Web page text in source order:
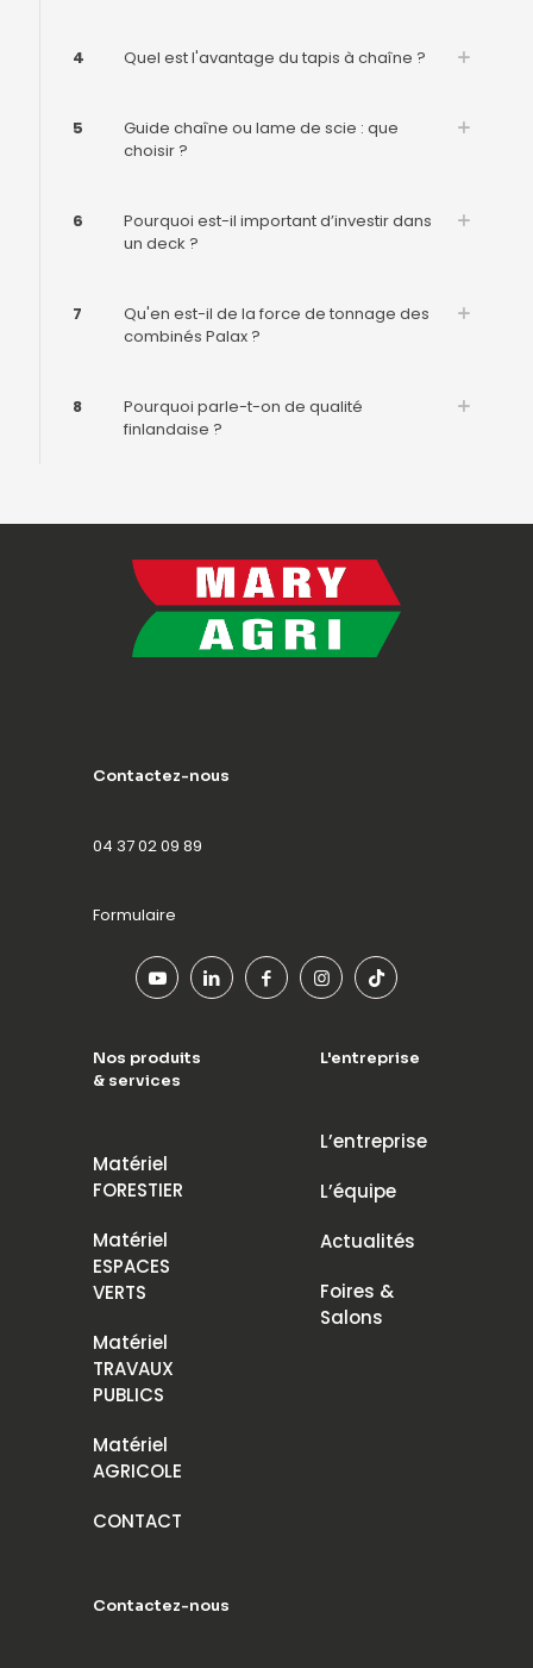
4 Quel est l'avantage du tapis à chaîne ?
5
Guide chaîne ou lame de scie : que
choisir ?
6
Pourquoi est-il important d’investir dans
un deck ?
7
Qu'en est-il de la force de tonnage des
combinés Palax ?
8
Pourquoi parle-t-on de qualité
finlandaise ?
Contactez-nous
04 37 02 09 89
Formulaire
Nos produits
& services
Matériel
FORESTIER
Matériel
ESPACES
VERTS
Matériel
TRAVAUX
PUBLICS
Matériel
AGRICOLE
CONTACT
L'entreprise
L’entreprise
L’équipe
Actualités
Foires &
Salons
Contactez-nous